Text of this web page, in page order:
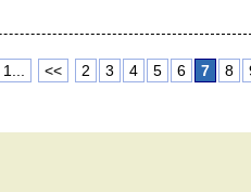
1... << 2 3 4 5 6 7 8